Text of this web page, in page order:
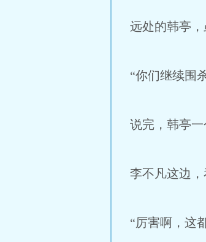
远处的韩亭
“你们继续围
说完，韩亭一
李不凡这边，
“厉害啊，这